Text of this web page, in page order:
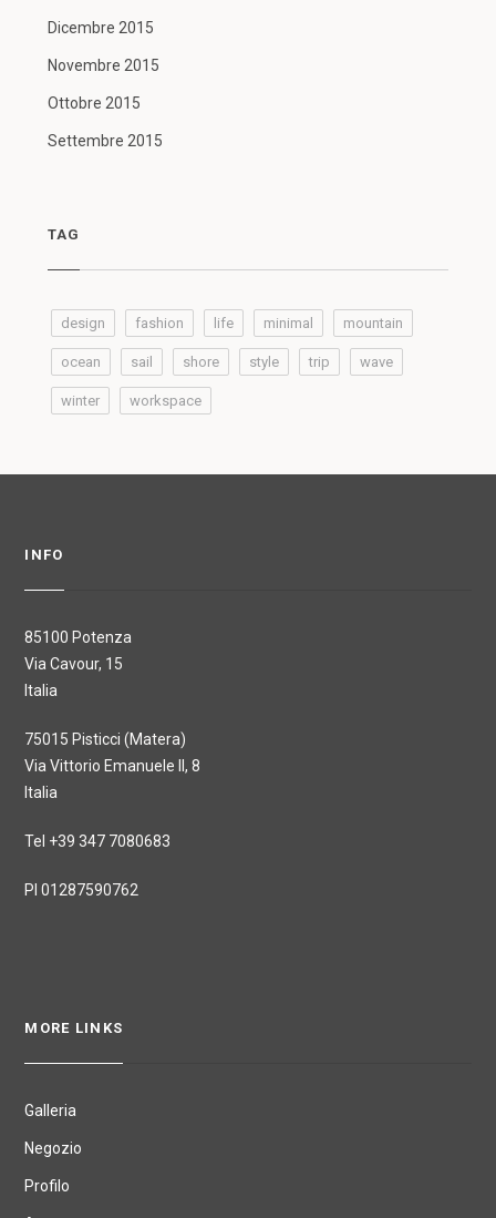
Dicembre 2015
Novembre 2015
Ottobre 2015
Settembre 2015
TAG
design fashion life minimal mountain
ocean sail shore style trip wave
winter workspace
INFO
85100 Potenza
Via Cavour, 15
Italia
75015 Pisticci (Matera)
Via Vittorio Emanuele II, 8
Italia
Tel +39 347 7080683
PI 01287590762
MORE LINKS
Galleria
Negozio
Profilo